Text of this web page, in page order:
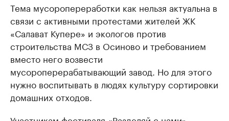
Тема мусоропереработки как нельзя актуальна в
связи с активными протестами жителей ЖК
«Салават Купере» и экологов против
строительства МСЗ в Осиново и требованием
вместо него возвести
мусороперерабатывающий завод. Но для этого
нужно воспитывать в людях культуру сортировки
домашних отходов.